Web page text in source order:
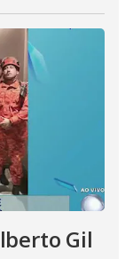
Gil